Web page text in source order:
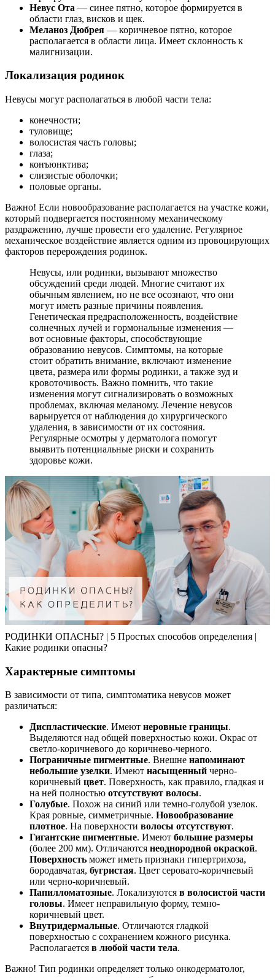
Невус Ота — синее пятно, которое формируется в
области глаз, висков и щек.
Меланоз Дюбрея — коричневое пятно, которое
располагается в области лица. Имеет склонность к
малигнизации.
Локализация родинок
Невусы могут располагаться в любой части тела:
конечности;
туловище;
волосистая часть головы;
глаза;
конъюнктива;
слизистые оболочки;
половые органы.
Важно! Если новообразование располагается на участке кожи,
который подвергается постоянному механическому
раздражению, лучше провести его удаление. Регулярное
механическое воздействие является одним из провоцирующих
факторов перерождения родинок.
Невусы, или родинки, вызывают множество
обсуждений среди людей. Многие считают их
обычным явлением, но не все осознают, что они
могут иметь разные причины появления.
Генетическая предрасположенность, воздействие
солнечных лучей и гормональные изменения —
вот основные факторы, способствующие
образованию невусов. Симптомы, на которые
стоит обратить внимание, включают изменение
цвета, размера или формы родинки, а также зуд и
кровоточивость. Важно помнить, что такие
изменения могут сигнализировать о возможных
проблемах, включая меланому. Лечение невусов
варьируется от наблюдения до хирургического
удаления, в зависимости от их состояния.
Регулярные осмотры у дерматолога помогут
выявить потенциальные риски и сохранить
здоровье кожи.
РОДИНКИ ОПАСНЫ? | 5 Простых способов определения |
Какие родинки опасны?
Характерные симптомы
В зависимости от типа, симптоматика невусов может
различаться:
Диспластические. Имеют неровные границы.
Выделяются над общей поверхностью кожи. Окрас от
светло-коричневого до коричнево-черного.
Пограничные пигментные. Внешне напоминают
небольшие узелки. Имеют насыщенный черно-
коричневый цвет. Поверхность, как правило, гладкая и
на ней полностью отсутствуют волосы.
Голубые. Похож на синий или темно-голубой узелок.
Края ровные, симметричные. Новообразование
плотное. На поверхности волосы отсутствуют.
Гигантские пигментные. Имеют большие размеры
(более 200 мм). Отличаются неоднородной окраской.
Поверхность может иметь признаки гипертрихоза,
бородавчатая, бугристая. Цвет серовато-коричневый
или черно-коричневый.
Папилломатозные. Локализуются в волосистой части
головы. Имеет неправильную форму, темно-
коричневый цвет.
Внутридермальные. Отличаются гладкой
поверхностью с сохранением кожного рисунка.
Располагается в любой части тела.
Важно! Тип родинки определяет только онкодерматолог,